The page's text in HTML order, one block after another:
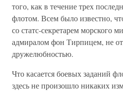
того, как в течение трех
флотом. Всем было известно,
со статс-секретарем морского
адмиралом фон Тирпицем, не
дружелюбностью.
Что касается боевых заданий
здесь не произошло никаких